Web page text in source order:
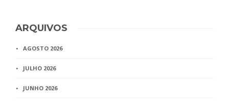
ARQUIVOS
AGOSTO 2026
JULHO 2026
JUNHO 2026